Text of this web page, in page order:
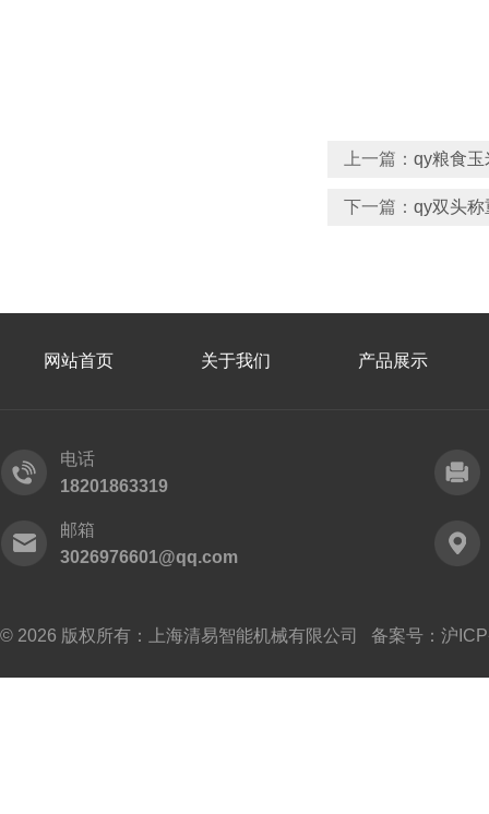
上一篇： qy粮食玉
下一篇： qy双头称
网站首页 关于我们 产品展示
电话
18201863319
邮箱
3026976601@qq.com
© 2026 版权所有：上海清易智能机械有限公司 备案号： 沪